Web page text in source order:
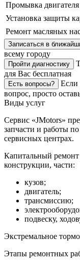
Промывка двигателя
Установка защиты
Ремонт масляных
Записаться в
всему городу
Пройти диагностику
для Вас бесплатная
Есть вопросы?
Если
вопрос, просто
Виды услуг
Сервис «JMotors»
запчасти и работы
сервисных центрах.
Капитальный
конструкции, части:
кузов;
двигатель;
трансмиссию;
подвеску,
Экстремальное
Этапы ремонтных